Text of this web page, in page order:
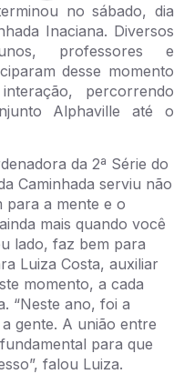
no sábado, dia
Inaciana. Diversos
professores e
desse momento
percorrendo
Alphaville até o
da 2ª Série do
Caminhada serviu não
a mente e o
mais quando você
lado, faz bem para
Luiza Costa, auxiliar
momento, a cada
“Neste ano, foi a
gente. A união entre
para que
falou Luiza.